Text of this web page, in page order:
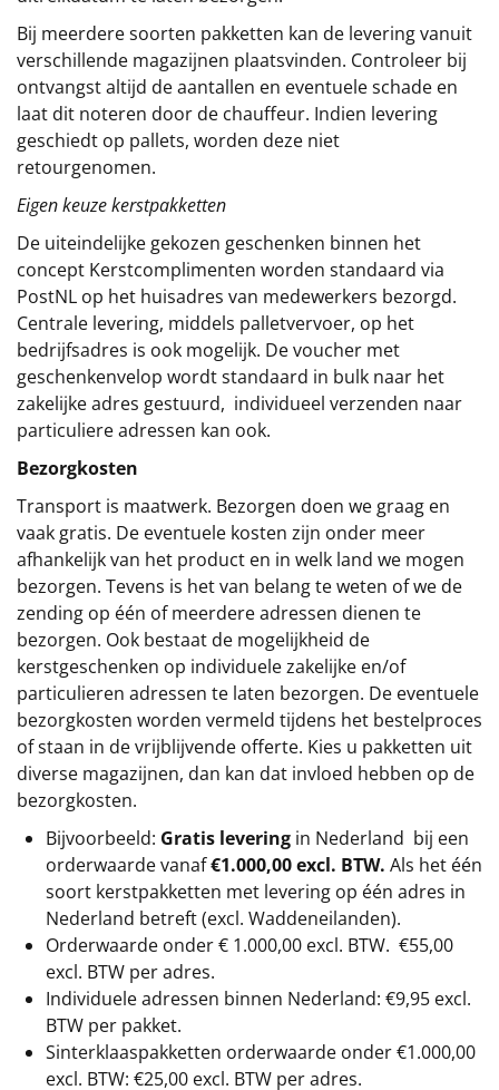
Bij meerdere soorten pakketten kan de levering vanuit
verschillende magazijnen plaatsvinden. Controleer bij
ontvangst altijd de aantallen en eventuele schade en
laat dit noteren door de chauffeur. Indien levering
geschiedt op pallets, worden deze niet
retourgenomen.
Eigen keuze kerstpakketten
De uiteindelijke gekozen geschenken binnen het
concept Kerstcomplimenten worden standaard via
PostNL op het huisadres van medewerkers bezorgd.
Centrale levering, middels palletvervoer, op het
bedrijfsadres is ook mogelijk. De voucher met
geschenkenvelop wordt standaard in bulk naar het
zakelijke adres gestuurd, individueel verzenden naar
particuliere adressen kan ook.
Bezorgkosten
Transport is maatwerk. Bezorgen doen we graag en
vaak gratis. De eventuele kosten zijn onder meer
afhankelijk van het product en in welk land we mogen
bezorgen. Tevens is het van belang te weten of we de
zending op één of meerdere adressen dienen te
bezorgen. Ook bestaat de mogelijkheid de
kerstgeschenken op individuele zakelijke en/of
particulieren adressen te laten bezorgen. De eventuele
bezorgkosten worden vermeld tijdens het bestelproces
of staan in de vrijblijvende offerte. Kies u pakketten uit
diverse magazijnen, dan kan dat invloed hebben op de
bezorgkosten.
Bijvoorbeeld: Gratis levering in Nederland bij een
orderwaarde vanaf€1.000,00 excl. BTW. Als het één
soort kerstpakketten met levering op één adres in
Nederland betreft (excl. Waddeneilanden).
Orderwaarde onder € 1.000,00 excl. BTW. €55,00
excl. BTW per adres.
Individuele adressen binnen Nederland: €9,95 excl.
BTW per pakket.
Sinterklaaspakketten orderwaarde onder €1.000,00
excl. BTW: €25,00 excl. BTW per adres.